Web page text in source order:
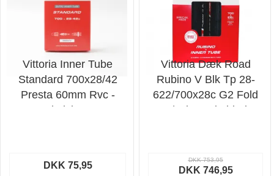
Vittoria Inner Tube
Standard 700x28/42
Presta 60mm Rvc -
Cykelslange
DKK 75,95
Vittoria Dæk Road
Rubino V Blk Tp 28-
622/700x28c G2 Fold
W/2xit - Cykeldæk
DKK 753,95
DKK 746,95